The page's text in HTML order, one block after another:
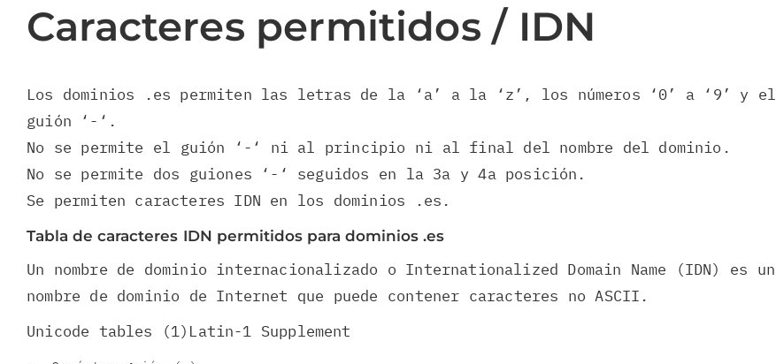
Caracteres permitidos / IDN
Los dominios .es permiten las letras de la ‘a’ a la ‘z’, los números ‘0’ a ‘9’ y el
guión ‘-‘.
No se permite el guión ‘-‘ ni al principio ni al final del nombre del dominio.
No se permite dos guiones ‘-‘ seguidos en la 3a y 4a posición.
Se permiten caracteres IDN en los dominios .es.
Tabla de caracteres IDN permitidos para dominios .es
Un nombre de dominio internacionalizado o Internationalized Domain Name (IDN) es un
nombre de dominio de Internet que puede contener caracteres no ASCII.
Unicode tables (1)Latin-1 Supplement